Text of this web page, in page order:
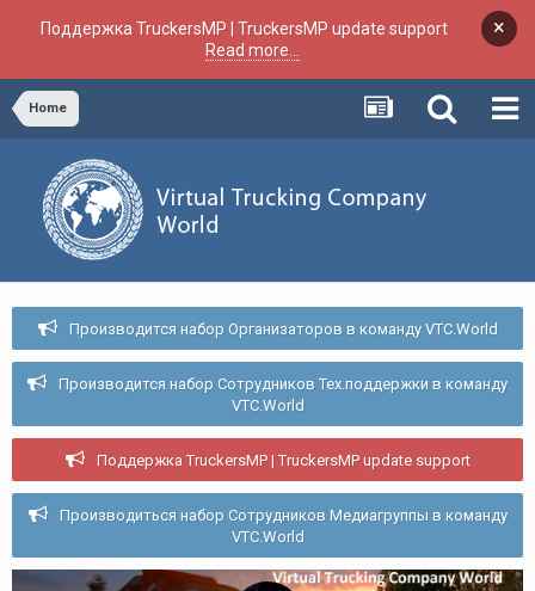
Поддержка TruckersMP | TruckersMP update support
Read more...
×
Home
Производится набор Организаторов в команду VTC.World
Производится набор Сотрудников Тех.поддержки в команду
VTC.World
Поддержка TruckersMP | TruckersMP update support
Производиться набор Сотрудников Медиагруппы в команду
VTC.World